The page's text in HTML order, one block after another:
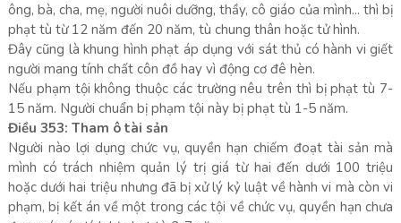
ông, bà, cha, mẹ, người nuôi dưỡng, thầy, cô giáo của mình... thì bị
phạt tù từ 12 năm đến 20 năm, tù chung thân hoặc tử hình.
Đây cũng là khung hình phạt áp dụng với sát thủ có hành vi giết
người mang tính chất côn đồ hay vì động cơ đê hèn.
Nếu phạm tội không thuộc các trường nêu trên thì bị phạt tù 7-
15 năm. Người chuẩn bị phạm tội này bị phạt tù 1-5 năm.
Điều 353: Tham ô tài sản
Người nào lợi dụng chức vụ, quyền hạn chiếm đoạt tài sản mà
mình có trách nhiệm quản lý trị giá từ hai đến dưới 100 triệu
hoặc dưới hai triệu nhưng đã bị xử lý kỷ luật về hành vi mà còn vi
phạm, bị kết án về một trong các tội về chức vụ, quyền hạn chưa